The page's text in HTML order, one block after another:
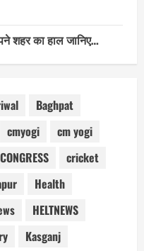
शहर का हाल जानिए…
Baghpat
cmyogi
cm yogi
CONGRESS
cricket
Health
HELTNEWS
Kasganj